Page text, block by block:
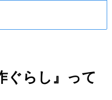
ぐらし』って